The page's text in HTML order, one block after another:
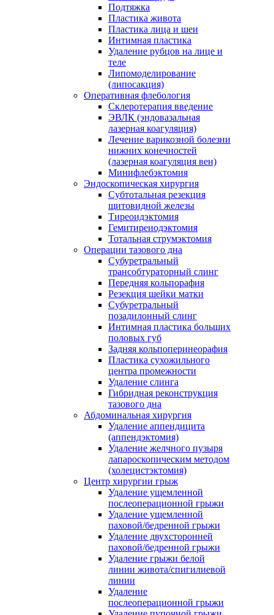
Подтяжка
Пластика живота
Пластика лица и шеи
Интимная пластика
Удаление рубцов на лице и
теле
Липомоделирование
(липосакция)
Оперативная флебология
Склеротерапия введение
ЭВЛК (эндовазальная
лазерная коагуляция)
Лечение варикозной болезни
нижних конечностей
(лазерная коагуляция вен)
Минифлебэктомия
Эндоскопическая хирургия
Субтотальная резекция
щитовидной железы
Тиреоидэктомия
Гемитиреиодэктомия
Тотальная струмэктомия
Операции тазового дна
Субуретральный
трансобтураторный слинг
Передняя кольпорафия
Резекция шейки матки
Субуретральный
позадилонный слинг
Интимная пластика больших
половых губ
Задняя кольпоперинеорафия
Пластика сухожильного
центра промежности
Удаление слинга
Гибридная реконструкция
тазового дна
Абдоминальная хирургия
Удаление аппендицита
(аппендэктомия)
Удаление желчного пузыря
лапароскопическим методом
(холецистэктомия)
Центр хирургии грыж
Удаление ущемленной
послеоперационной грыжи
Удаление ущемленной
паховой/бедренной грыжи
Удаление двухсторонней
паховой/бедренной грыжи
Удаление грыжи белой
линии живота/спигилиевой
линии
Удаление
послеоперационной грыжи